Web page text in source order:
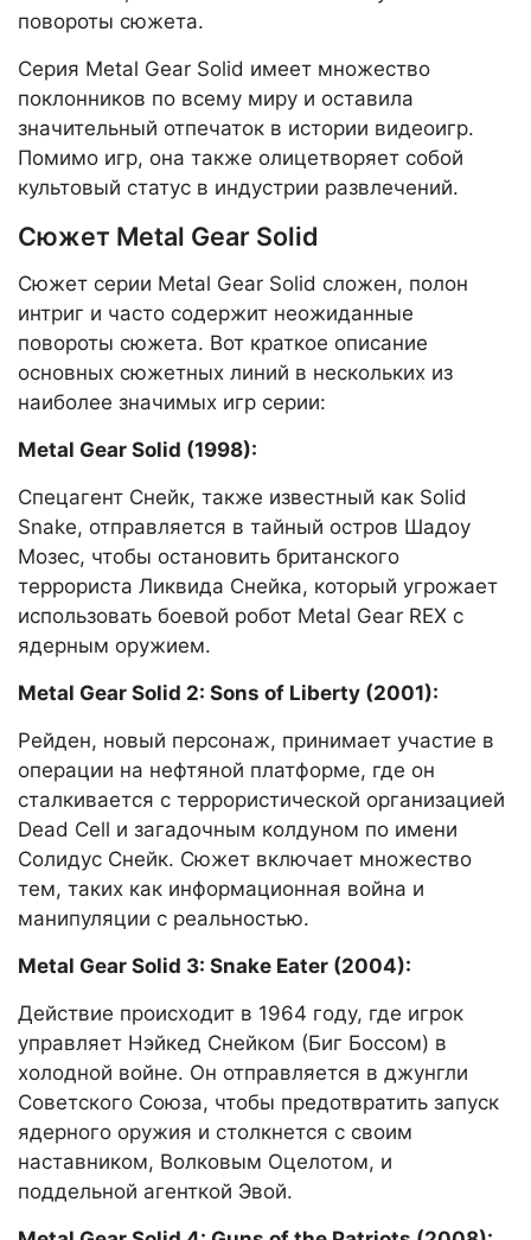
повороты сюжета.
Серия Metal Gear Solid имеет множество
поклонников по всему миру и оставила
значительный отпечаток в истории видеоигр.
Помимо игр, она также олицетворяет собой
культовый статус в индустрии развлечений.
Сюжет Metal Gear Solid
Сюжет серии Metal Gear Solid сложен, полон
интриг и часто содержит неожиданные
повороты сюжета. Вот краткое описание
основных сюжетных линий в нескольких из
наиболее значимых игр серии:
Metal Gear Solid (1998):
Спецагент Снейк, также известный как Solid
Snake, отправляется в тайный остров Шадоу
Мозес, чтобы остановить британского
террориста Ликвида Снейка, который угрожает
использовать боевой робот Metal Gear REX с
ядерным оружием.
Metal Gear Solid 2: Sons of Liberty (2001):
Рейден, новый персонаж, принимает участие в
операции на нефтяной платформе, где он
сталкивается с террористической организацией
Dead Cell и загадочным колдуном по имени
Солидус Снейк. Сюжет включает множество
тем, таких как информационная война и
манипуляции с реальностью.
Metal Gear Solid 3: Snake Eater (2004):
Действие происходит в 1964 году, где игрок
управляет Нэйкед Снейком (Биг Боссом) в
холодной войне. Он отправляется в джунгли
Советского Союза, чтобы предотвратить запуск
ядерного оружия и столкнется с своим
наставником, Волковым Оцелотом, и
поддельной агенткой Эвой.